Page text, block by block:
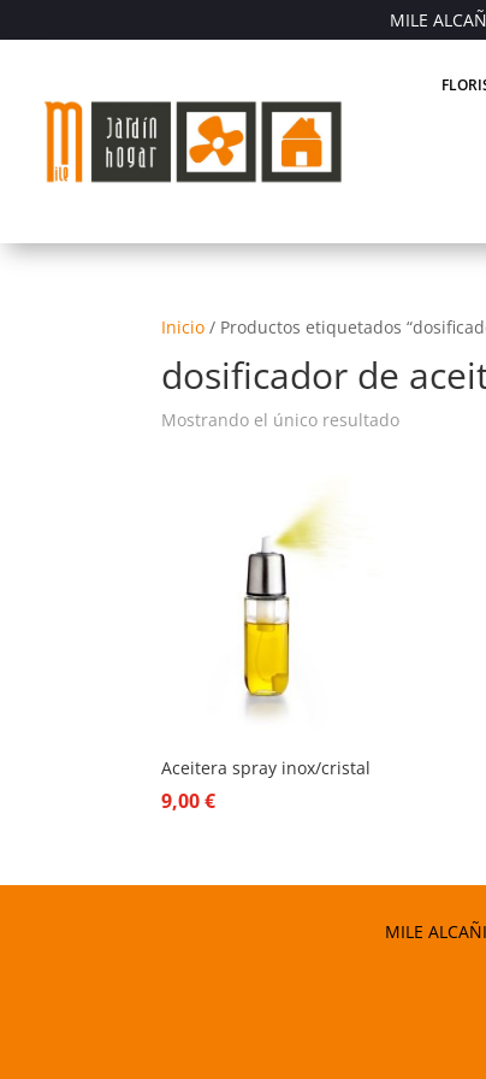
MILE
Inicio / Productos etiquetados
dosificador de
Mostrando el único resultado
Aceitera spray inox/cristal
9,00€
MILE